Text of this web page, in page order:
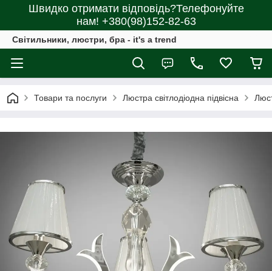
Швидко отримати відповідь?Телефонуйте
нам! +380(98)152-82-63
Світильники, люстри, бра - it's a trend
Товари та послуги Люстра світлодіодна підвісна